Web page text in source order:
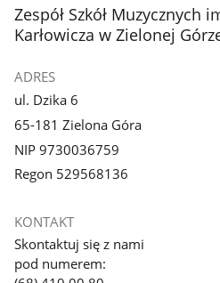
stopka
Zespół Szkół Muzycznych
Karłowicza w Zielonej
ADRES
ul. Dzika 6
65-181 Zielona Góra
NIP 9730036759
Regon 529568136
KONTAKT
Skontaktuj się z nami
pod numerem: